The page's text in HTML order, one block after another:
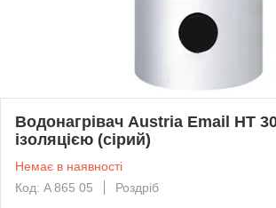
Водонагрівач Austria Email HT
ізоляцією (сірий)
Немає в наявності
Код: A 865 05
Роздріб